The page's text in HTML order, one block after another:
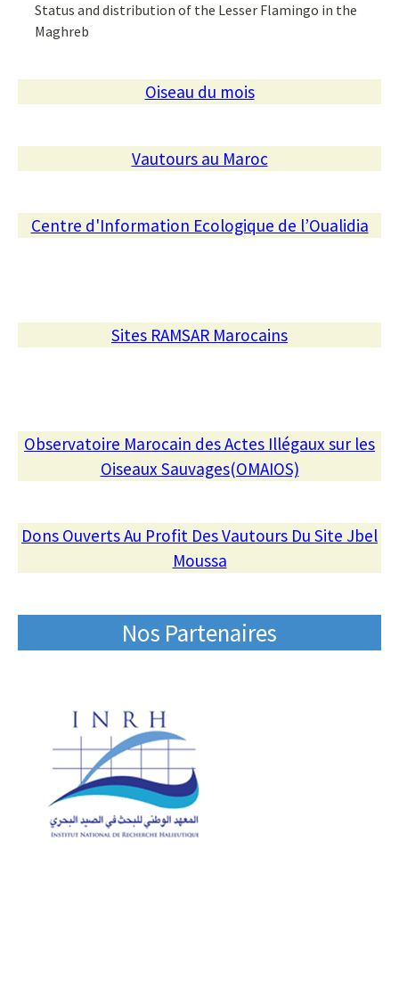
Status and distribution of the Lesser Flamingo in the
Maghreb
Oiseau du mois
Vautours au Maroc
Centre d'Information Ecologique de l’Oualidia
Sites RAMSAR Marocains
Observatoire Marocain des Actes Illégaux sur les
Oiseaux Sauvages(OMAIOS)
Dons Ouverts Au Profit Des Vautours Du Site Jbel
Moussa
Nos Partenaires